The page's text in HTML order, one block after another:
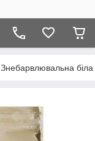
Знебарвлювальна